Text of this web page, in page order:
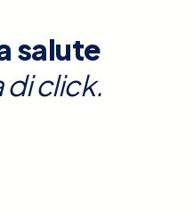
salute
click.